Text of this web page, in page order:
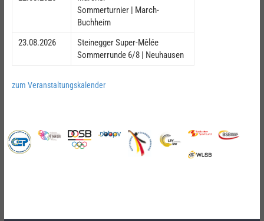
Sommerturnier | March-
Buchheim
23.08.2026
Steinegger Super-Mêlée
Sommerrunde 6/8 | Neuhausen
zum Veranstaltungskalender